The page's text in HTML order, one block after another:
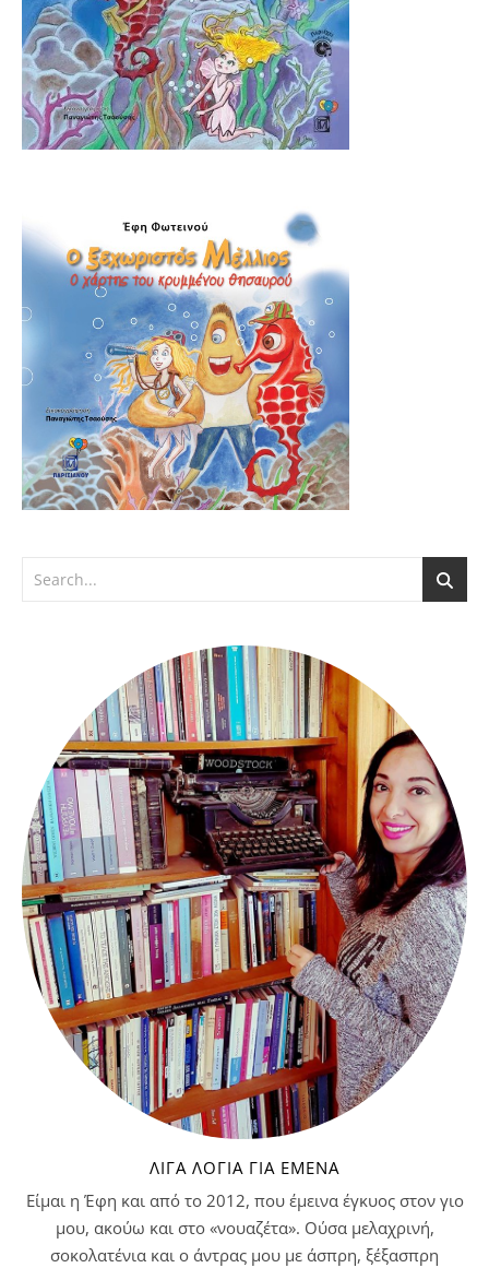
ΛΊΓΑ ΛΌΓΙΑ ΓΙΑ ΕΜΈΝΑ
Είμαι η Έφη και από το 2012, που έμεινα έγκυος στον γιο
μου, ακούω και στο «νουαζέτα». Ούσα μελαχρινή,
σοκολατένια και ο άντρας μου με άσπρη, ξέξασπρη